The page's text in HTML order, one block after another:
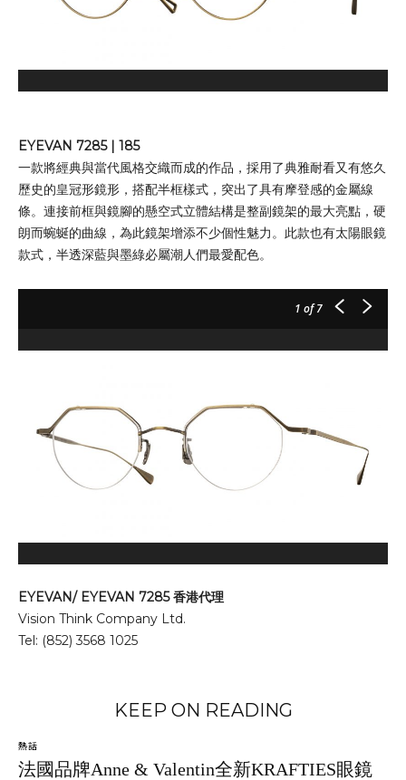
EYEVAN 7285 | 185
一款將經典與當代風格交織而成的作品，採用了典雅耐看又有悠久
歷史的皇冠形鏡形，搭配半框樣式，突出了具有摩登感的金屬線
條。連接前框與鏡腳的懸空式立體結構是整副鏡架的最大亮點，硬
朗而蜿蜒的曲線，為此鏡架增添不少個性魅力。此款也有太陽眼鏡
款式，半透深藍與墨綠必屬潮人們最愛配色。
1 of 7
EYEVAN/ EYEVAN 7285 香港代理
Vision Think Company Ltd.
Tel: (852) 3568 1025
KEEP ON READING
熱話
法國品牌Anne & Valentin全新KRAFTIES眼鏡